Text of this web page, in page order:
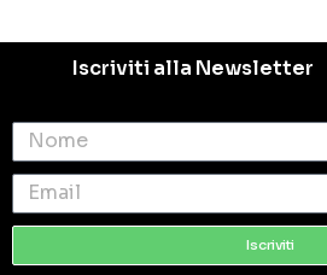
Iscriviti alla Newsletter
Iscriviti